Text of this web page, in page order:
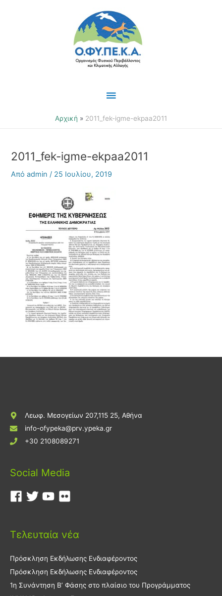
Κύριο
Μενού
Αρχική 2011_fek-igme-ekpaa2011
2011_fek-igme-ekpaa2011
Απόadmin/ 25 Ιουλίου, 2019
Λεωφ. Μεσογείων 207,115 25, Αθήνα
info-ofypeka@prv.ypeka.gr
+30 2108089271
Social Media
Τελευταία νέα
Πρόσκληση Εκδήλωσης Ενδιαφέροντος
Πρόσκληση Εκδήλωσης Ενδιαφέροντος
1η Συνάντηση Β’ Φάσης στο πλαίσιο του Προγράμματος